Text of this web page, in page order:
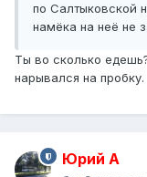
по Салтыковской
намёка на неё не
Ты во сколько
нарывался на пробку.
Юрий А